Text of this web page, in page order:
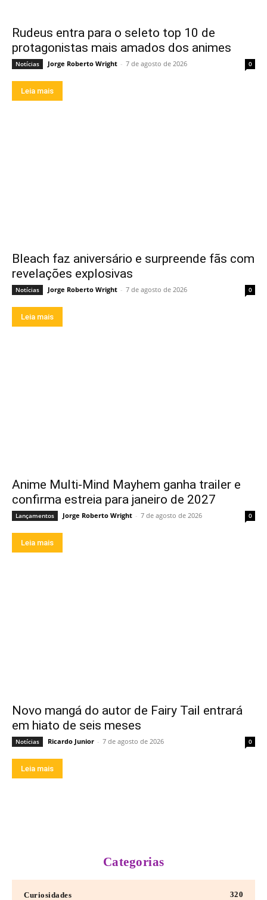
Rudeus entra para o seleto top 10 de
protagonistas mais amados dos animes
Notícias Jorge Roberto Wright - 7 de agosto de 2026 0
Leia mais
Bleach faz aniversário e surpreende fãs com
revelações explosivas
Notícias Jorge Roberto Wright - 7 de agosto de 2026 0
Leia mais
Anime Multi-Mind Mayhem ganha trailer e
confirma estreia para janeiro de 2027
Lançamentos Jorge Roberto Wright - 7 de agosto de 2026 0
Leia mais
Novo mangá do autor de Fairy Tail entrará
em hiato de seis meses
Notícias Ricardo Junior - 7 de agosto de 2026 0
Leia mais
Categorias
Curiosidades 320